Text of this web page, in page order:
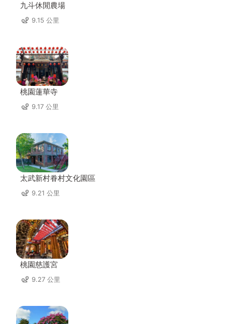
九斗休閒農場
9.15 公里
桃園蓮華寺
9.17 公里
太武新村眷村文化園區
9.21 公里
桃園慈護宮
9.27 公里